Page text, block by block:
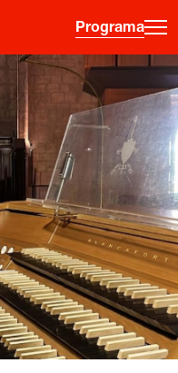
Programa
EN